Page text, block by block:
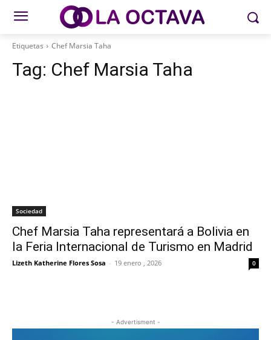
Etiquetas Chef Marsia Taha
Tag: Chef Marsia Taha
Sociedad
Chef Marsia Taha representará a Bolivia en
la Feria Internacional de Turismo en Madrid
Lizeth Katherine Flores Sosa - 19 enero , 2026 0
- Advertisment -